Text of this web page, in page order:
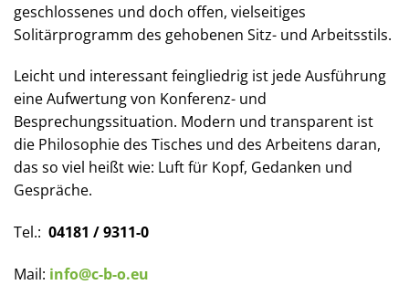
geschlossenes und doch offen, vielseitiges
Solitärprogramm des gehobenen Sitz- und Arbeitsstils.
Leicht und interessant feingliedrig ist jede Ausführung
eine Aufwertung von Konferenz- und
Besprechungssituation. Modern und transparent ist
die Philosophie des Tisches und des Arbeitens daran,
das so viel heißt wie: Luft für Kopf, Gedanken und
Gespräche.
Tel.: 04181 / 9311-0
Mail: info@c-b-o.eu